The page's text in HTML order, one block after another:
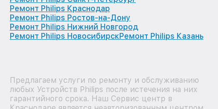
Ремонт Philips Краснодар
Ремонт Philips Ростов-на-Дону
Ремонт Philips Нижний Новгород
Ремонт Philips НовосибирскРемонт Philips Казань
Предлагаем услуги по ремонту и обслуживанию
любых Устройств Philips после истечения на них
гарантийного срока. Наш Сервис центр в